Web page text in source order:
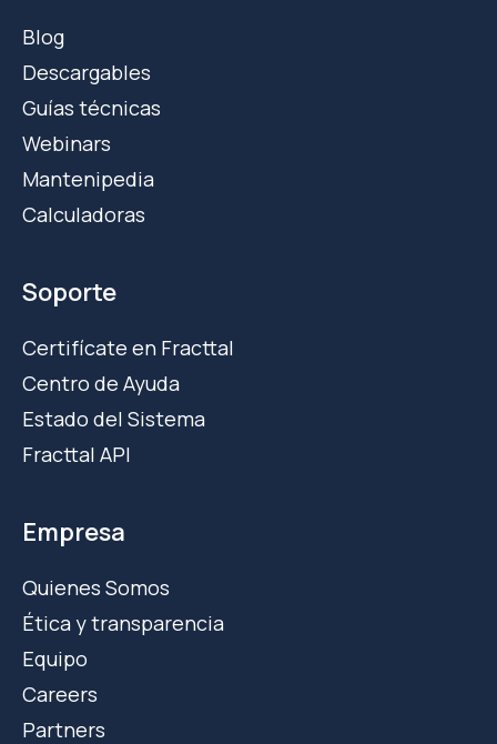
Blog
Descargables
Guías técnicas
Webinars
Mantenipedia
Calculadoras
Soporte
Certifícate en Fracttal
Centro de Ayuda
Estado del Sistema
Fracttal API
Empresa
Quienes Somos
Ética y transparencia
Equipo
Careers
Partners